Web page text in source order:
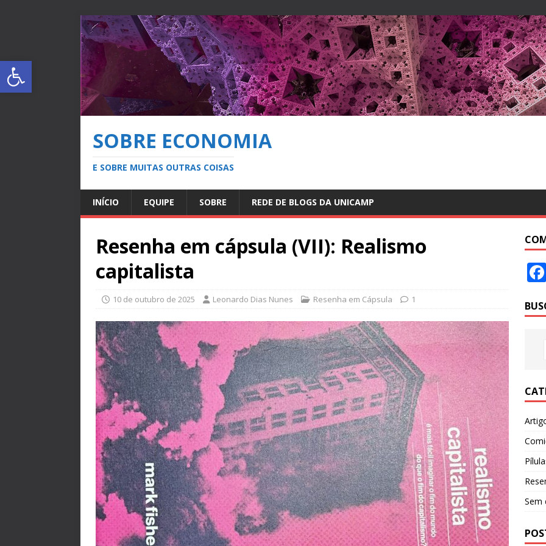
Abrir a barra de ferramentas
SOBRE ECONOMIA
E SOBRE MUITAS OUTRAS COISAS
INÍCIO EQUIPE SOBRE REDE DE BLOGS DA UNICAMP
Resenha em cápsula (VII): Realismo
capitalista
10 de outubro de 2025 Leonardo Dias Nunes Resenha em Cápsula 1
Sem